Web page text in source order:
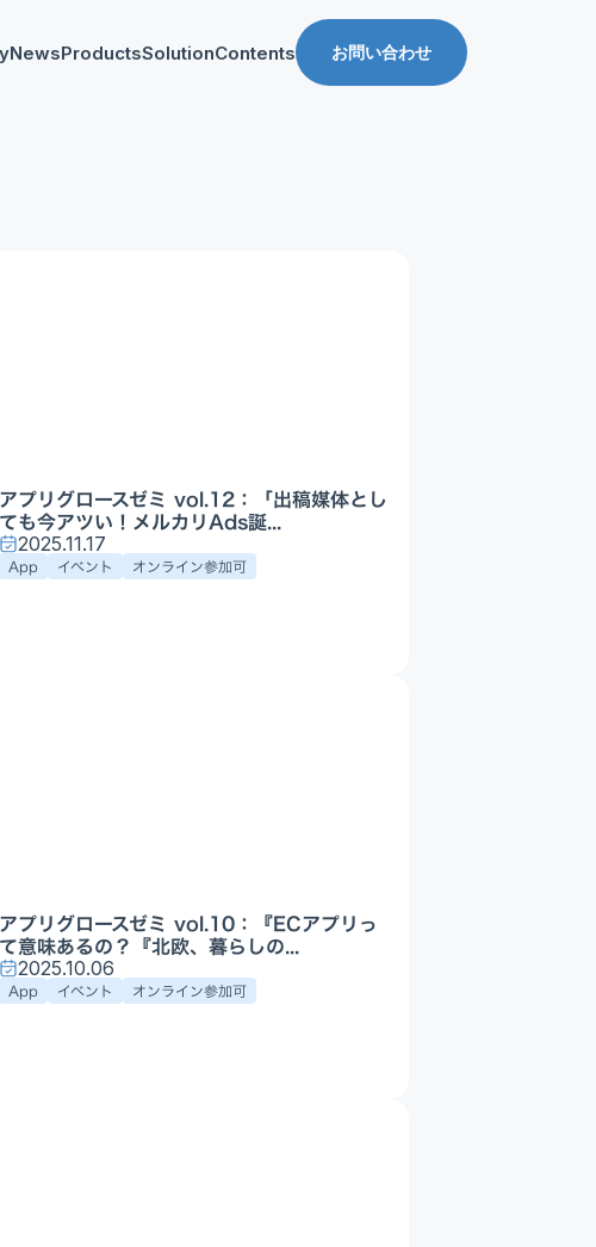
NewsProductsSolution
ロールアップ
Appプロモーション
DX・AI支援
Contents お問い合わせ
アプリグロースゼミ vol.12：「出稿媒体とし
ても今アツい！メルカリAds誕...
2025.11.17
App イベント オンライン参加可
アプリグロースゼミ vol.10：『ECアプリっ
て意味あるの？『北欧、暮らしの...
2025.10.06
App イベント オンライン参加可